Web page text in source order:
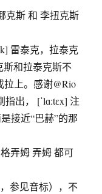
克斯 和 李扭克斯
雷泰克，拉泰克
斯和拉泰克斯不
拉上。感谢@Rio
出， [ˈlɑːtɛx] 注
接近“巴赫”的那
弄姆 弄姆 都可
参见音标），不